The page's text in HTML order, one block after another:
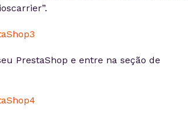
PrestaShop e entre na seção de